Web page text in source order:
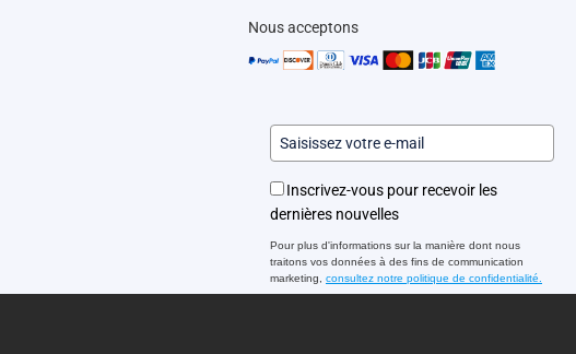
Nous acceptons
Inscrivez-vous pour recevoir les
dernières nouvelles
Pour plus d'informations sur la manière dont nous
traitons vos données à des fins de communication
marketing, consultez notre politique de confidentialité.